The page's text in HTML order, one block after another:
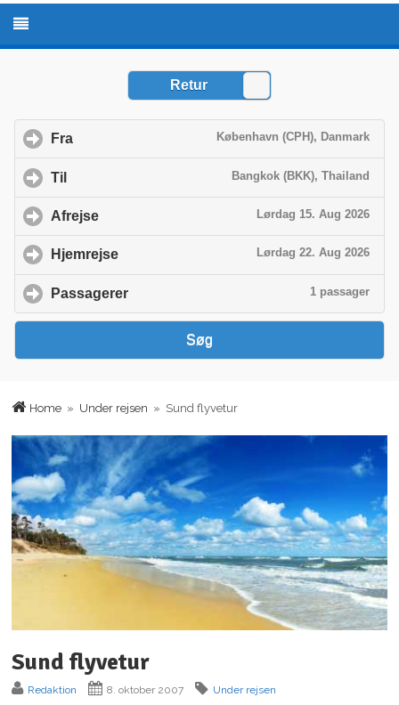
Home » Under rejsen » Sund flyvetur
Sund flyvetur
Redaktion 8. oktober 2007 Under rejsen